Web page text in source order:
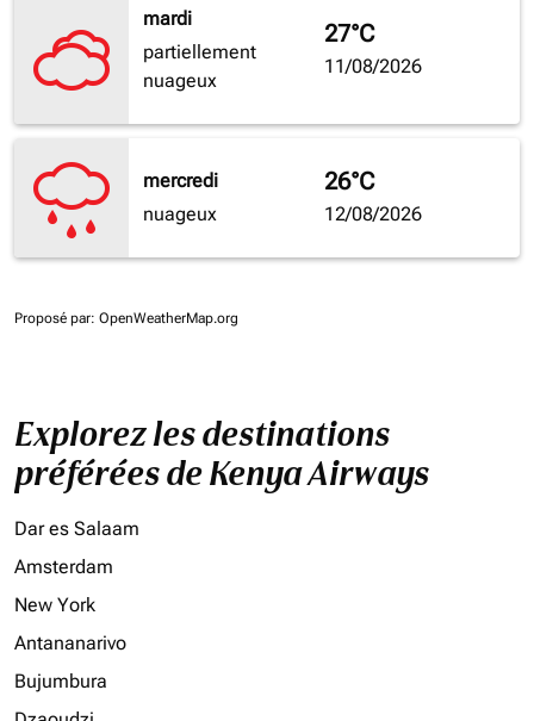
mardi
partiellement
nuageux
27°C
11/08/2026
mercredi
nuageux
26°C
12/08/2026
Proposé par: OpenWeatherMap.org
Explorez les destinations
préférées de Kenya Airways
Dar es Salaam
Amsterdam
New York
Antananarivo
Bujumbura